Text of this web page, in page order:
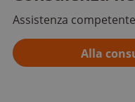
Assistenza
Alla